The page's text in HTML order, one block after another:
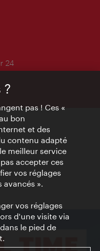
24
?
pas ! Ces «
bon
et des
contenu adapté
meilleur service
accepter ces
vos réglages
avancés ».
vos réglages
d'une visite via
le pied de